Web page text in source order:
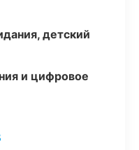
детский
и цифровое